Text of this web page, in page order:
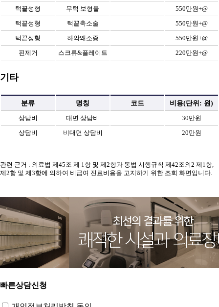
턱끝성형
무턱 보형물
550만원+@
턱끝성형
턱끝축소술
550만원+@
턱끝성형
하악왜소증
550만원+@
핀제거
스크류&플레이트 220만원+@
기타
분류 명칭 코드 비용(단위: 원)
상담비 대면 상담비
30만원
상담비
비대면 상담비 20만원
관련 근거 : 의료법 제45조 제 1항 및 제2항과 동법 시행규칙 제42조의2 제1항,
제2항 및 제3항에 의하여 비급여 진료비용을 고지하기 위한 조회 화면입니다.
빠른상담신청